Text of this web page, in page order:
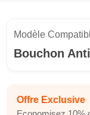
Modèle
Bouchon
Offre Exclusive